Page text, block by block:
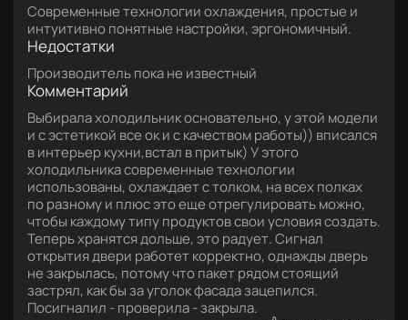
Современные технологии охлаждения, простые и
интуитивно понятные настройки, эргономичный.
Недостатки
Производитель пока не известный
Комментарий
Выбирала холодильник основательно, у этой модели
и с эстетикой все ок и с качеством работы)) вписался
в интерьер кухни,встал в притык) У этого
холодильника современные технологии
использованы, охлаждает с толком, на всех полках
по разному и плюс это еще отрегулировать можно,
чтобы каждому типу продуктов свои условия создать.
Теперь хранятся дольше, это радует. Сигнал
открытия двери работет корректно, однажды дверь
не закрылась, потому что пакет рядом стоящий
застрял, как бы за уголок фасада зацепился.
Посигналил - проверила - закрыла.